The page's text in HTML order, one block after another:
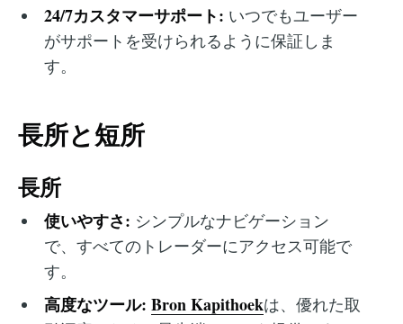
24/7カスタマーサポート: いつでもユーザー
がサポートを受けられるように保証しま
す。
長所と短所
長所
使いやすさ: シンプルなナビゲーション
で、すべてのトレーダーにアクセス可能で
す。
高度なツール: Bron Kapithoekは、優れた取